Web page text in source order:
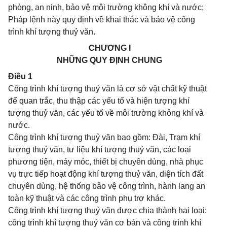
phòng, an ninh, bảo vệ môi trường không khí và nước;
Pháp lệnh này quy định về khai thác và bảo vệ công
trình khí tượng thuỷ văn.
CHƯƠNG I
NHỮNG QUY ĐỊNH CHUNG
Điều 1
Công trình khí tượng thuỷ văn là cơ sở vật chất kỹ thuật
để quan trắc, thu thập các yếu tố và hiện tượng khí
tượng thuỷ văn, các yếu tố về môi trường không khí và
nước.
Công trình khí tượng thuỷ văn bao gồm: Đài, Trạm khí
tượng thuỷ văn, tư liệu khí tượng thuỷ văn, các loại
phương tiện, máy móc, thiết bị chuyên dùng, nhà phục
vụ trực tiếp hoạt động khí tượng thuỷ văn, diện tích đất
chuyên dùng, hệ thống bảo vệ công trình, hành lang an
toàn kỹ thuật và các công trình phụ trợ khác.
Công trình khí tượng thuỷ văn được chia thành hai loại:
công trình khí tượng thuỷ văn cơ bản và công trình khí